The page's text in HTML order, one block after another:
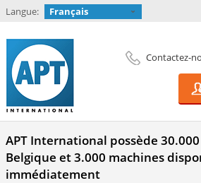
Langue: Français
Contactez-
APT International possède
Belgique et 3.000 machines
immédiatement